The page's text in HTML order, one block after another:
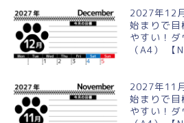
2027年12
始まりで
やすい！
（A4） 【
2027年11
始まりで
やすい！